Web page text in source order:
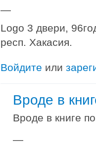
—
Logo 3 двери,
респ. Хакасия.
Войдите или
Вроде в
Вроде в книге
—